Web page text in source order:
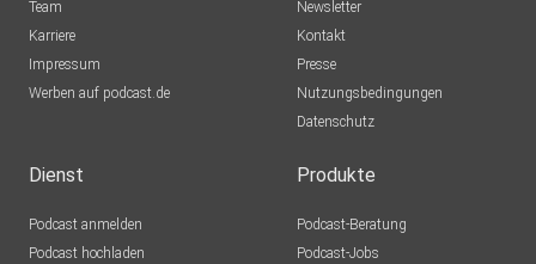
Team
Karriere
Impressum
Werben auf podcast.de
Newsletter
Kontakt
Presse
Nutzungsbedingungen
Datenschutz
Dienst
Podcast anmelden
Podcast hochladen
Produkte
Podcast-Beratung
Podcast-Jobs